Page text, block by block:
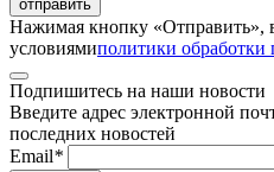
отправить
Нажимая кнопку «Отправить»,
условиямиполитики
Подпишитесь на наши новости
Введите адрес электронной
последних новостей
Email*